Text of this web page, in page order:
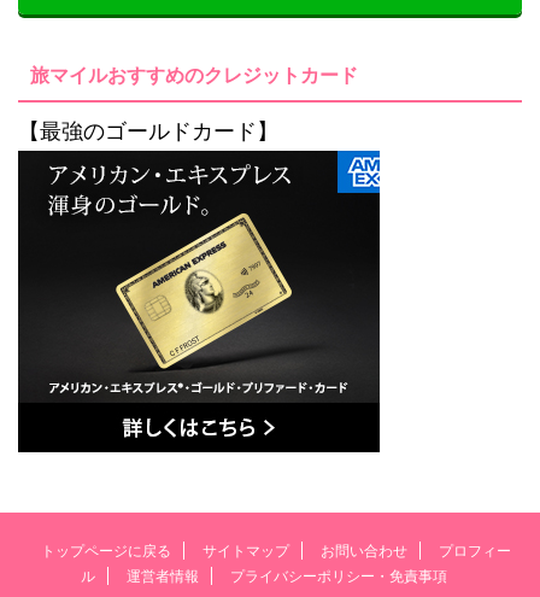
旅マイルおすすめのクレジットカード
【最強のゴールドカード】
トップページに戻る サイトマップ お問い合わせ
プロフィー
ル
運営者情報 プライバシーポリシー・免責事項